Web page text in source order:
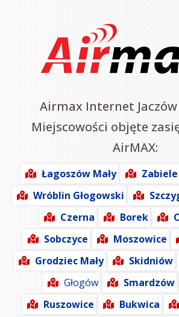
Airmax Internet
Miejscowości objęte
AirMAX:
Łagoszów Mały Zabiele
Wróblin Głogowski
Czerna
Borek
Sobczyce
Moszowice
Grodziec Mały
Skidniów
Głogów
Smardzów
Ruszowice
Bukwica